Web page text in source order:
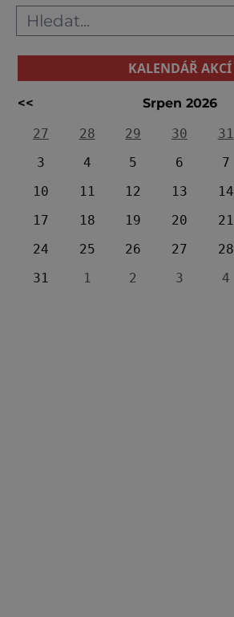
KALENDÁŘ AKCÍ
<< Srpen 2026
27
28 29 30 31
3
4 5 6 7
10
11 12 13 14
17
18 19 20 21
24
25 26 27 28
31
1 2 3 4